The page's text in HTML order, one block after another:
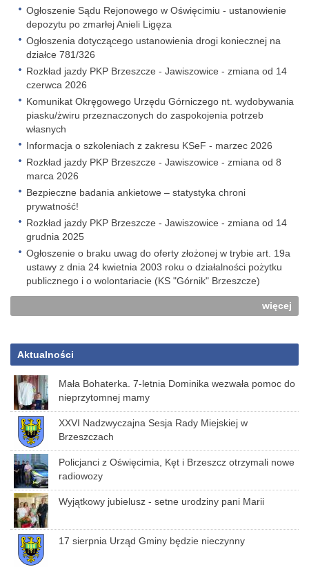
Ogłoszenie Sądu Rejonowego w Oświęcimiu - ustanowienie
depozytu po zmarłej Anieli Ligęza
Ogłoszenia dotyczącego ustanowienia drogi koniecznej na
działce 781/326
Rozkład jazdy PKP Brzeszcze - Jawiszowice - zmiana od 14
czerwca 2026
Komunikat Okręgowego Urzędu Górniczego nt. wydobywania
piasku/żwiru przeznaczonych do zaspokojenia potrzeb
własnych
Informacja o szkoleniach z zakresu KSeF - marzec 2026
Rozkład jazdy PKP Brzeszcze - Jawiszowice - zmiana od 8
marca 2026
Bezpieczne badania ankietowe – statystyka chroni
prywatność!
Rozkład jazdy PKP Brzeszcze - Jawiszowice - zmiana od 14
grudnia 2025
Ogłoszenie o braku uwag do oferty złożonej w trybie art. 19a
ustawy z dnia 24 kwietnia 2003 roku o działalności pożytku
publicznego i o wolontariacie (KS "Górnik" Brzeszcze)
więcej
Aktualności
Mała Bohaterka. 7-letnia Dominika wezwała pomoc do
nieprzytomnej mamy
XXVI Nadzwyczajna Sesja Rady Miejskiej w
Brzeszczach
Policjanci z Oświęcimia, Kęt i Brzeszcz otrzymali nowe
radiowozy
Wyjątkowy jubielusz - setne urodziny pani Marii
17 sierpnia Urząd Gminy będzie nieczynny